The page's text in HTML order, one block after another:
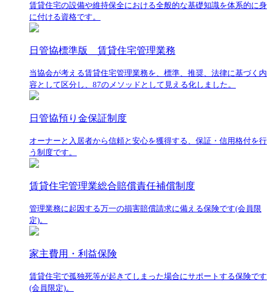
賃貸住宅の設備や維持保全における全般的な基礎知識を体系的に身
に付ける資格です。
日管協標準版 賃貸住宅管理業務
当協会が考える賃貸住宅管理業務を、標準、推奨、法律に基づく内
容として区分し、87のメソッドとして見える化しました。
日管協預り金保証制度
オーナーと入居者から信頼と安心を獲得する、保証・信用格付を行
う制度です。
賃貸住宅管理業総合賠償責任補償制度
管理業務に起因する万一の損害賠償請求に備える保険です(会員限
定)。
家主費用・利益保険
賃貸住宅で孤独死等が起きてしまった場合にサポートする保険です
(会員限定)。